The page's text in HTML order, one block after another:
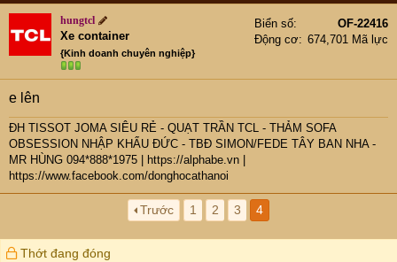
hungtcl
Xe container
{Kinh doanh chuyên nghiệp}
Biển số
OF-22416
Động cơ
674,701 Mã lực
e lên
ĐH TISSOT JOMA SIÊU RẺ - QUẠT TRẦN TCL - THẢM SOFA
OBSESSION NHẬP KHẨU ĐỨC - TBĐ SIMON/FEDE TÂY BAN NHA -
MR HÙNG 094*888*1975
https://alphabe.vn
https://www.facebook.com/donghocathanoi
Trước 1 2 3 4
Thớt đang đóng